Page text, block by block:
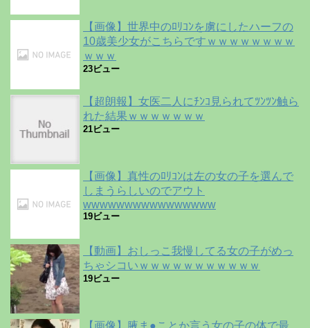
【画像】世界中のﾛﾘｺﾝを虜にしたハーフの
10歳美少女がこちらですｗｗｗｗｗｗｗｗ
ｗｗｗ
23ビュー
【超朗報】女医二人にﾁﾝｺ見られてﾂﾝﾂﾝ触ら
れた結果ｗｗｗｗｗｗｗ
21ビュー
【画像】真性のﾛﾘｺﾝは左の女の子を選んで
しまうらしいのでアウト
wwwwwwwwwwwwwwww
19ビュー
【動画】おしっこ我慢してる女の子がめっ
ちゃシコいｗｗｗｗｗｗｗｗｗｗｗ
19ビュー
【画像】腋ま●ことか言う女の子の体で最